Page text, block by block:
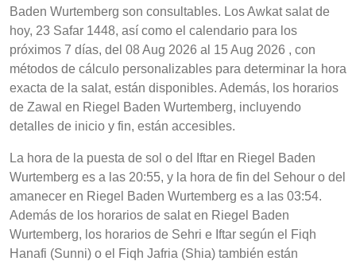
Baden Wurtemberg son consultables. Los Awkat salat de
hoy, 23 Safar 1448, así como el calendario para los
próximos 7 días, del 08 Aug 2026 al 15 Aug 2026 , con
métodos de cálculo personalizables para determinar la hora
exacta de la salat, están disponibles. Además, los horarios
de Zawal en Riegel Baden Wurtemberg, incluyendo
detalles de inicio y fin, están accesibles.
La hora de la puesta de sol o del Iftar en Riegel Baden
Wurtemberg es a las 20:55, y la hora de fin del Sehour o del
amanecer en Riegel Baden Wurtemberg es a las 03:54.
Además de los horarios de salat en Riegel Baden
Wurtemberg, los horarios de Sehri e Iftar según el Fiqh
Hanafi (Sunni) o el Fiqh Jafria (Shia) también están